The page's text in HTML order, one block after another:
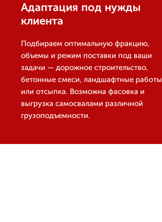
Адаптация под нужды
клиента
Подбираем оптимальную фракцию,
объемы и режим поставки под ваши
задачи — дорожное строительство,
бетонные смеси, ландшафтные работы
или отсыпка. Возможна фасовка и
выгрузка самосвалами различной
грузоподъемности.